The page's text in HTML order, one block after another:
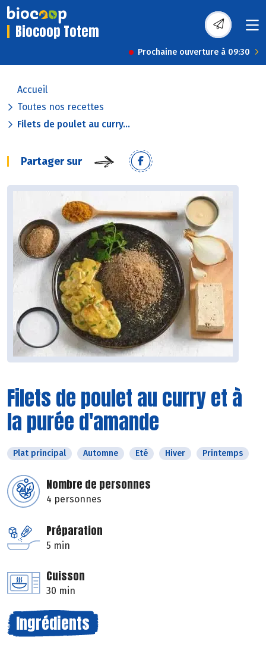
Biocoop Totem
Prochaine ouverture à 09:30
Accueil
Toutes nos recettes
Filets de poulet au curry...
Partager sur
Filets de poulet au curry et à
la purée d'amande
Plat principal Automne Eté Hiver Printemps
Nombre de personnes
4 personnes
Préparation
5 min
Cuisson
30 min
Ingrédients